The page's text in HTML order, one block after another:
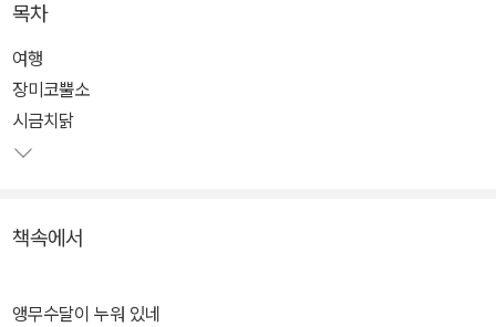
을 하며, 희귀한 타조 치타가 섬을 질주한다. 그것뿐이 아니다. 하늘빛
달걀을 낳는 시금치닭, 메마른 모래밭에서 사는 복숭아낙타, 거칠거
칠 올록볼록 감자두꺼비, 버섯하마, 앵무수달, 파인애플호저, 브로콜
리사자...
한 수달이 호수를 떠다니고, 바나나 모양의 꼬리를 가진 뱀 등 익숙한
역량이 놀랍기 그지없다.
목차
여행
장미코뿔소
시금치닭
책속에서
앵무수달이 누워 있네